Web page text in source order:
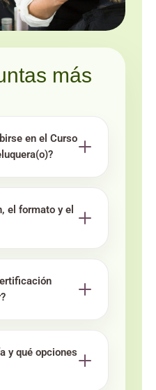
más
en el Curso
el formato y el
y qué opciones